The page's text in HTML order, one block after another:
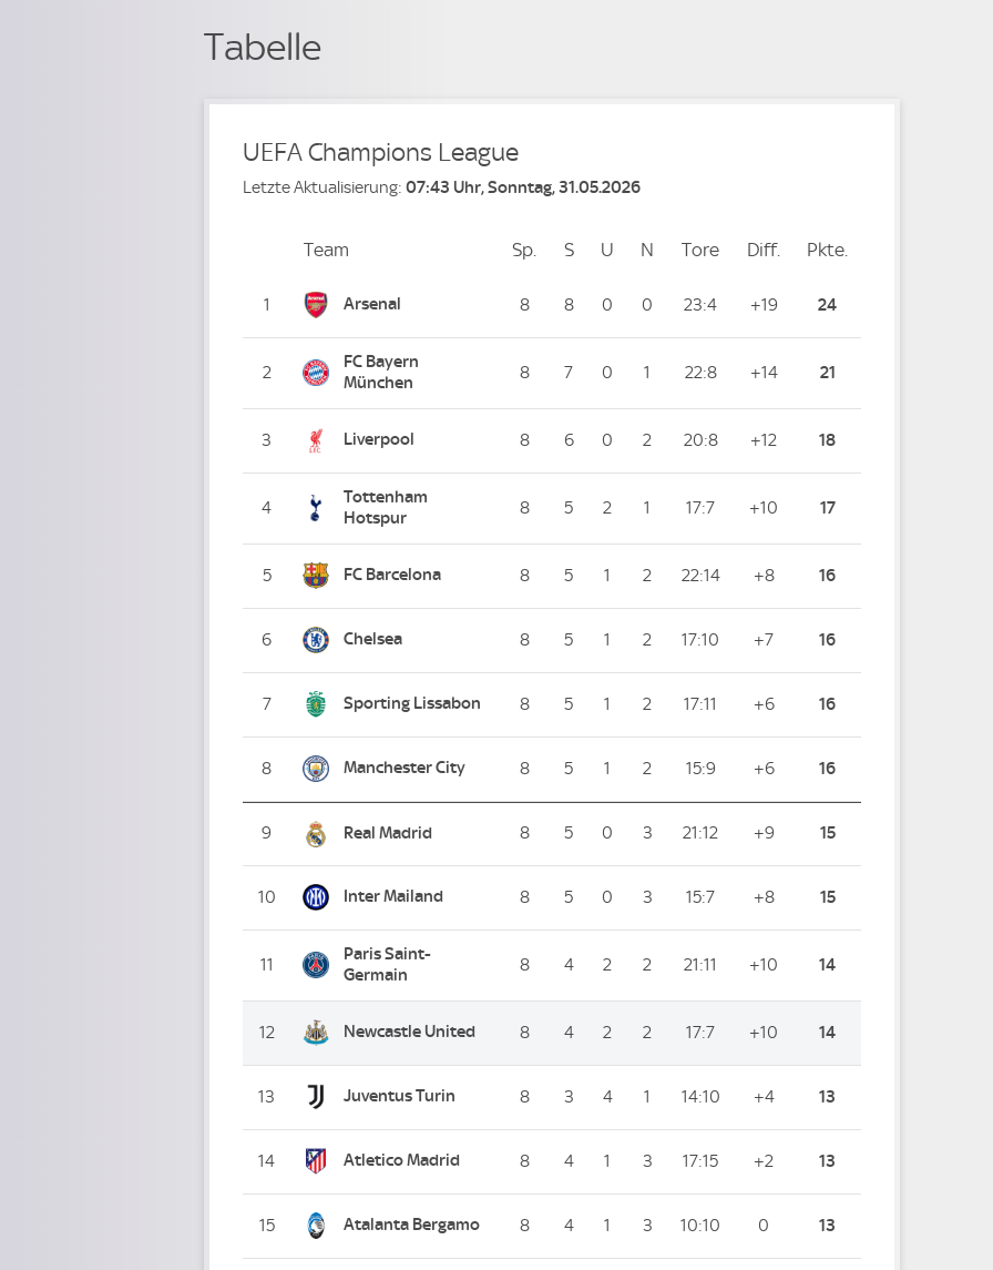
Tabelle
UEFA Champions League
Letzte Aktualisierung: 07:43 Uhr, Sonntag, 31.05.2026
PlatzTeam Sp. Spiele
SSiege
U Unentschieden
N Niederlagen
Tore ToreDiff. Differenz
Pkte.
1 Arsenal 8 8 0 0 23:4 +19 24
2
FC Bayern
München
8 7 0 1 22:8 +14 21
3 Liverpool 8 6 0 2 20:8 +12 18
4
Tottenham
Hotspur
8 5 2 1 17:7 +10 17
5 FC Barcelona 8 5 1 2 22:14 +8 16
6 Chelsea 8 5 1 2 17:10 +7 16
7 Sporting Lissabon 8 5 1 2 17:11 +6 16
8 Manchester City 8 5 1 2 15:9 +6 16
9 Real Madrid 8 5 0 3 21:12 +9 15
10 Inter Mailand 8 5 0 3 15:7 +8 15
11
Paris Saint-
Germain
8 4 2 2 21:11 +10 14
12 Newcastle United 8 4 2 2 17:7 +10 14
13 Juventus Turin 8 3 4 1 14:10 +4 13
14 Atletico Madrid 8 4 1 3 17:15 +2 13
15 Atalanta Bergamo 8 4 1 3 10:10 0 13